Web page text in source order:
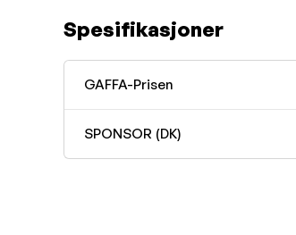
Spesifikasjoner
GAFFA-Prisen
SPONSOR (DK)